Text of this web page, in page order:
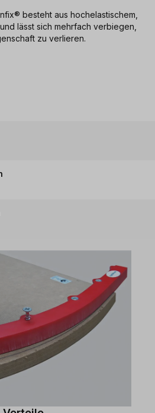
besteht aus hochelastischem,
lässt sich mehrfach verbiegen,
zu verlieren.